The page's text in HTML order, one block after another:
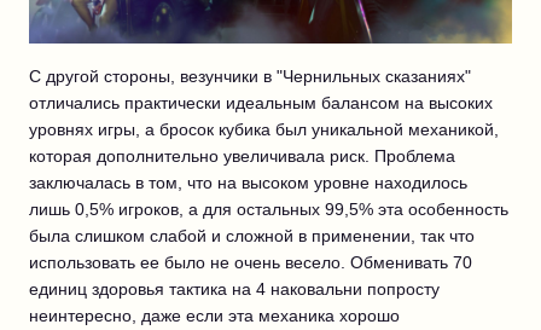
С другой стороны, везунчики в "Чернильных сказаниях"
отличались практически идеальным балансом на высоких
уровнях игры, а бросок кубика был уникальной механикой,
которая дополнительно увеличивала риск. Проблема
заключалась в том, что на высоком уровне находилось
лишь 0,5% игроков, а для остальных 99,5% эта особенность
была слишком слабой и сложной в применении, так что
использовать ее было не очень весело. Обменивать 70
единиц здоровья тактика на 4 наковальни попросту
неинтересно, даже если эта механика хорошо